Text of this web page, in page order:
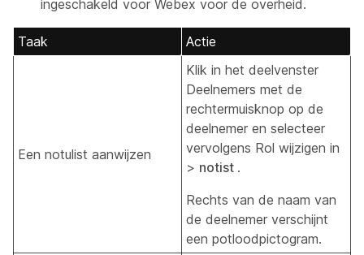
ingeschakeld voor Webex voor de overheid.
Taak Actie
Een notulist aanwijzen
Klik in het deelvenster
Deelnemers met de
rechtermuisknop op de
deelnemer en selecteer
vervolgens Rol wijzigen in
> notist .
Rechts van de naam van
de deelnemer verschijnt
een potloodpictogram.